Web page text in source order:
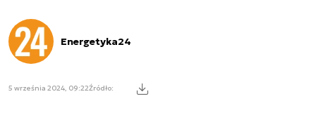
Energetyka24
5 września 2024, 09:22Źródło: